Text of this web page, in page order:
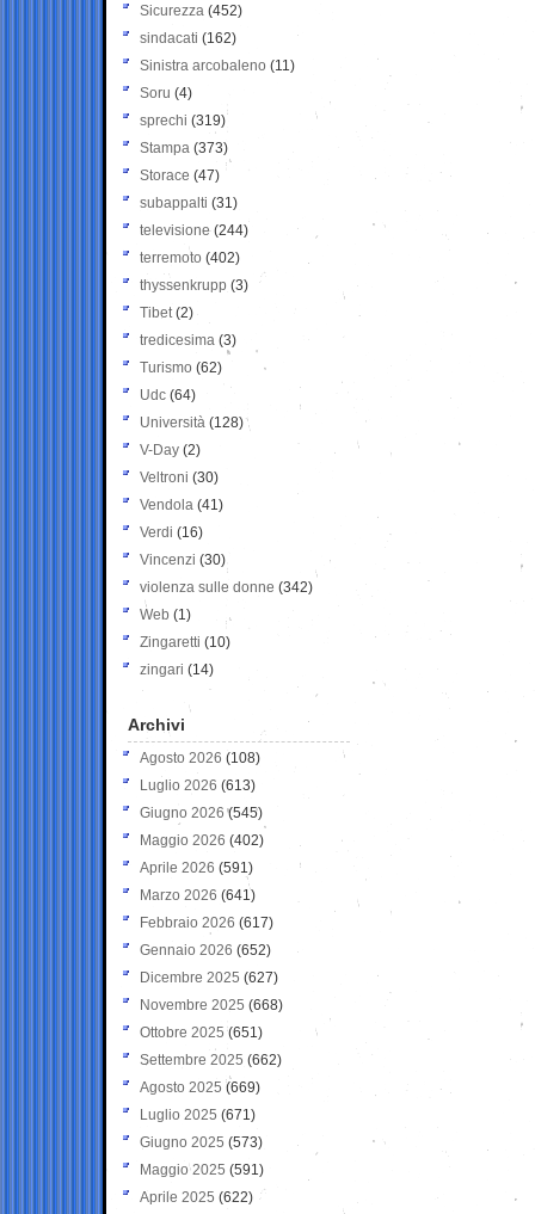
Sicurezza (452)
sindacati (162)
Sinistra arcobaleno (11)
Soru (4)
sprechi (319)
Stampa (373)
Storace (47)
subappalti (31)
televisione(244)
terremoto (402)
thyssenkrupp (3)
Tibet(2)
tredicesima (3)
Turismo (62)
Udc (64)
Università (128)
V-Day (2)
Veltroni (30)
Vendola (41)
Verdi (16)
Vincenzi (30)
violenza sulle donne (342)
Web (1)
Zingaretti (10)
zingari (14)
Archivi
Agosto 2026 (108)
Luglio 2026 (613)
Giugno 2026 (545)
Maggio 2026 (402)
Aprile 2026 (591)
Marzo 2026 (641)
Febbraio 2026 (617)
Gennaio 2026 (652)
Dicembre 2025 (627)
Novembre 2025 (668)
Ottobre 2025 (651)
Settembre 2025 (662)
Agosto 2025 (669)
Luglio 2025 (671)
Giugno 2025 (573)
Maggio 2025 (591)
Aprile 2025 (622)